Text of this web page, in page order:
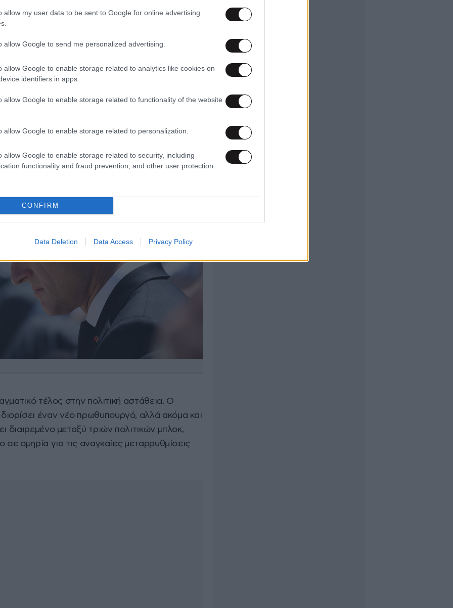
allow my user data to be sent to Google for online advertising
allow Google to send me personalized advertising.
allow Google to enable storage related to analytics like cookies on
identifiers in apps.
allow Google to enable storage related to functionality of the website
allow Google to enable storage related to personalization.
allow Google to enable storage related to security, including
functionality and fraud prevention, and other user protection.
CONFIRM
Data Deletion Data Access Privacy Policy
δυσαρέσκειά του για το εμπορικό
για τις ευρωπαϊκές (ανεπαρκείς) αμυντικές
πραγματικότητα;»
η ηγεσία της ΕΕ απουσιάζει
ακυβέρνητο, με την άνοδο πιο
Ουγγαρία, τη Σλοβακία και τη Ρουμανία –
αποδυναμωμένη και αφηρημένη», αναφέρει
τέλος στην πολιτική αστάθεια. Ο
έναν νέο πρωθυπουργό, αλλά ακόμα και
διαιρεμένο μεταξύ τριών πολιτικών μπλοκ,
ομηρία για τις αναγκαίες μεταρρυθμίσεις